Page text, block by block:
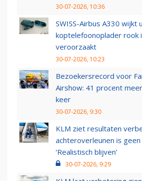
30-07-2026, 10:36
SWISS-Airbus A330 wijkt
koptelefoonoplader rook
veroorzaakt
30-07-2026, 10:23
Bezoekersrecord voor
Airshow: 41 procent
keer
30-07-2026, 9:30
KLM ziet resultaten
achteroverleunen is
‘Realistisch blijven’
30-07-2026, 9:29